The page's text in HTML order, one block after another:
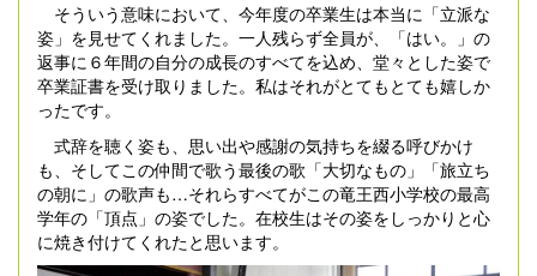
そういう意味において、今年度の卒業生は本当に「立派な
姿」を見せてくれました。一人残らず全員が、「はい。」の
返事に６年間の自分の成長のすべてを込め、堂々とした姿で
卒業証書を受け取りました。私はそれがとてもとても嬉しか
ったです。
式辞を聴く姿も、思い出や感謝の気持ちを綴る呼びかけ
も、そしてこの仲間で歌う最後の歌「大切なもの」「旅立ち
の朝に」の歌声も…それらすべてがこの竜王西小学校の最高
学年の「頂点」の姿でした。在校生はその姿をしっかりと心
に焼き付けてくれたと思います。